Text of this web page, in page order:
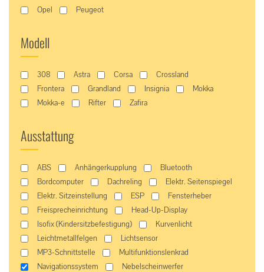
Opel Peugeot
Modell
308 Astra Corsa
Crossland
Frontera
Grandland Insignia
Mokka
Mokka-e
Rifter Zafira
Ausstattung
ABS Anhängerkupplung
Bluetooth
Bordcomputer
Dachreling
Elektr. Seitenspiegel
Elektr. Sitzeinstellung
ESP
Fensterheber
Freisprecheinrichtung
Head-Up-Display
Isofix (Kindersitzbefestigung)
Kurvenlicht
Leichtmetallfelgen
Lichtsensor
MP3-Schnittstelle
Multifunktionslenkrad
Navigationssystem
Nebelscheinwerfer